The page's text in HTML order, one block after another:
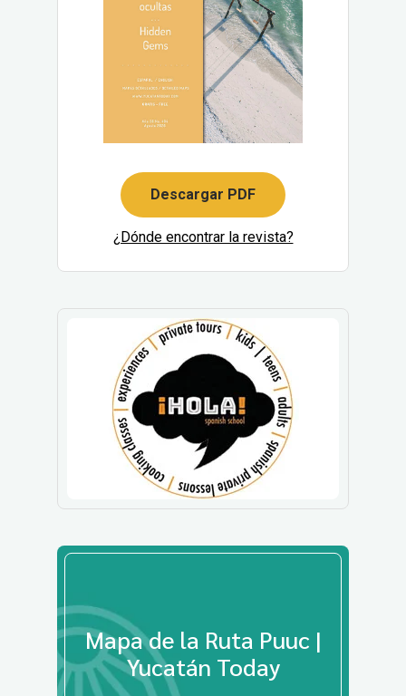
Descargar PDF
¿Dónde encontrar la revista?
Mapa de la Ruta Puuc |
Yucatán Today